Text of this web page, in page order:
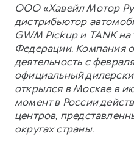
ООО «Хавейл Мотор
дистрибьютор
GWM Pickup и TANK
Федерации. Компания
деятельность с
официальный
открылся в Москве в
момент в России
центров,
округах страны.